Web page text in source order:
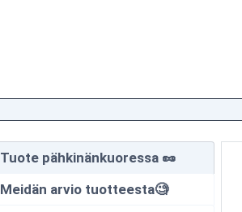
Tuote pähkinänkuoressa 🥜
Meidän arvio tuotteesta🧐